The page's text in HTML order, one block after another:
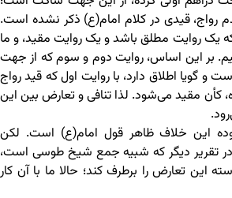
رواج، قیدی در کلام امام(ع) ذکر نشده است.
یک روایت مطلق باشد و یک روایت مقید، و ما
بر این اساس، روایت دوم و سوم که از جهت
و گویا اطلاق دارد، با روایت اول که قید رواج
کأن مقید می‌شود. لذا تنافی و تعارض بین این
این خلاف ظاهر قول امام(ع) است. لکن
تقریر دیگر که شبیه جمع شیخ طوسی است،
این تعارض را برطرف کند؛ حالا ما با آن کار